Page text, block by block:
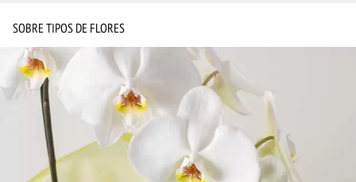
SOBRE TIPOS DE FLORES